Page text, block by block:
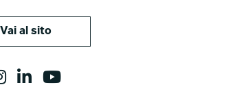
Vai al sito